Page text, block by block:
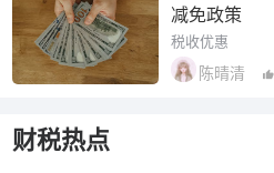
减免政策
税收优惠
陈晴清
财税热点